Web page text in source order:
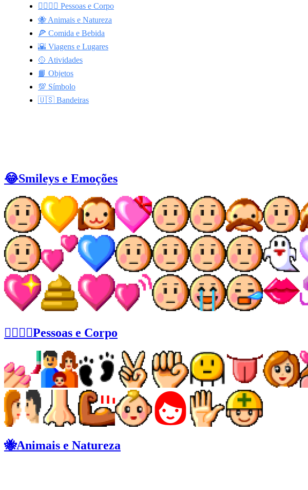
👩‍❤️‍💋‍👨 Pessoas e Corpo
🐝 Animais e Natureza
🍕 Comida e Bebida
🌇 Viagens e Lugares
🥎 Atividades
📙 Objetos
💯 Símbolo
🇺🇸 Bandeiras
😂Smileys e Emoções
👩‍❤️‍💋‍👨Pessoas e Corpo
🐝Animais e Natureza